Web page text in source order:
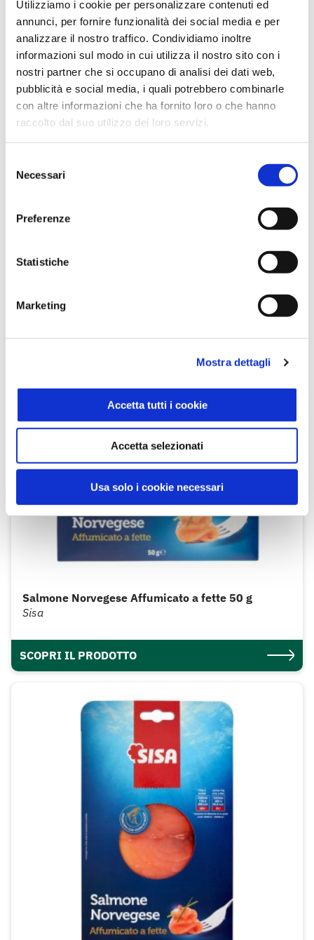
Utilizziamo i cookie per personalizzare contenuti ed
annunci, per fornire funzionalità dei social media e per
analizzare il nostro traffico. Condividiamo inoltre
informazioni sul modo in cui utilizza il nostro sito con i
nostri partner che si occupano di analisi dei dati web,
pubblicità e social media, i quali potrebbero combinarle
con altre informazioni che ha fornito loro o che hanno
raccolto dal suo utilizzo dei loro servizi.
delNecessari
Preferenze
Statistiche
Marketing
Mostra dettagli
Accetta tutti i cookie
Accetta selezionati
Usa solo i cookie necessari
100g
SCOPRI IL PRODOTTO
Salmone Norvegese Affumicato a fette 50 g
Sisa
SCOPRI IL PRODOTTO